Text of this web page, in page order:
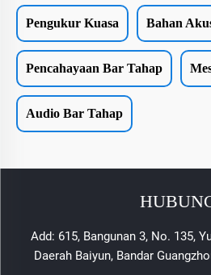
Pengukur Kuasa Bahan
Pencahayaan Bar Tahap
Audio Bar Tahap
Add: 615, Bangunan 3, No. 135,
Daerah Baiyun, Bandar